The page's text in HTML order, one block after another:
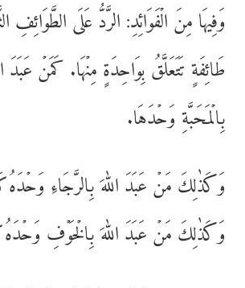
وَفِيهَا مِنَ الۡفَوَائِدِ: الرَّدُّ عَلَى
طَائِفَةٍ تَتَعَلَّقُ بِوَاحِدَةٍ مِنۡهَا. كَمَنۡ عَبَدَ
بِالۡمَحَبَّةِ وَحۡدَهَا.
وَكَذٰلِكَ مَنۡ عَبَدَ اللهَ بِالرَّجَاءِ وَحۡدَهُ
وَكَذٰلِكَ مَنۡ عَبَدَ اللهَ بِالۡخَوۡفِ وَحۡدَهُ